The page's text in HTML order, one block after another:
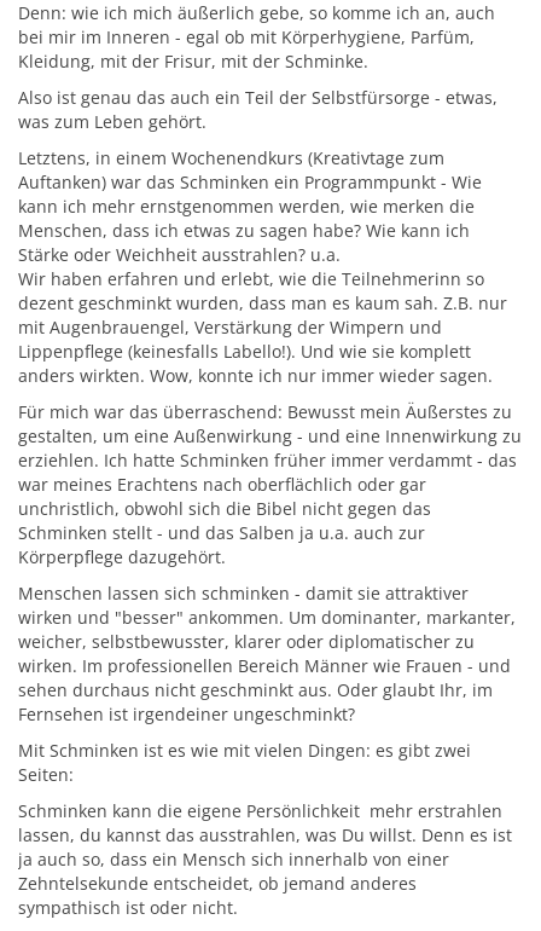
Denn: wie ich mich äußerlich gebe, so komme ich an, auch
bei mir im Inneren - egal ob mit Körperhygiene, Parfüm,
Kleidung, mit der Frisur, mit der Schminke.
Also ist genau das auch ein Teil der Selbstfürsorge - etwas,
was zum Leben gehört.
Letztens, in einem Wochenendkurs (Kreativtage zum
Auftanken) war das Schminken ein Programmpunkt - Wie
kann ich mehr ernstgenommen werden, wie merken die
Menschen, dass ich etwas zu sagen habe? Wie kann ich
Stärke oder Weichheit ausstrahlen? u.a.
Wir haben erfahren und erlebt, wie die Teilnehmerinn so
dezent geschminkt wurden, dass man es kaum sah. Z.B. nur
mit Augenbrauengel, Verstärkung der Wimpern und
Lippenpflege (keinesfalls Labello!). Und wie sie komplett
anders wirkten. Wow, konnte ich nur immer wieder sagen.
Für mich war das überraschend: Bewusst mein Äußerstes zu
gestalten, um eine Außenwirkung - und eine Innenwirkung zu
erziehlen. Ich hatte Schminken früher immer verdammt - das
war meines Erachtens nach oberflächlich oder gar
unchristlich, obwohl sich die Bibel nicht gegen das
Schminken stellt - und das Salben ja u.a. auch zur
Körperpflege dazugehört.
Menschen lassen sich schminken - damit sie attraktiver
wirken und "besser" ankommen. Um dominanter, markanter,
weicher, selbstbewusster, klarer oder diplomatischer zu
wirken. Im professionellen Bereich Männer wie Frauen - und
sehen durchaus nicht geschminkt aus. Oder glaubt Ihr, im
Fernsehen ist irgendeiner ungeschminkt?
Mit Schminken ist es wie mit vielen Dingen: es gibt zwei
Seiten:
Schminken kann die eigene Persönlichkeit mehr erstrahlen
lassen, du kannst das ausstrahlen, was Du willst. Denn es ist
ja auch so, dass ein Mensch sich innerhalb von einer
Zehntelsekunde entscheidet, ob jemand anderes
sympathisch ist oder nicht.